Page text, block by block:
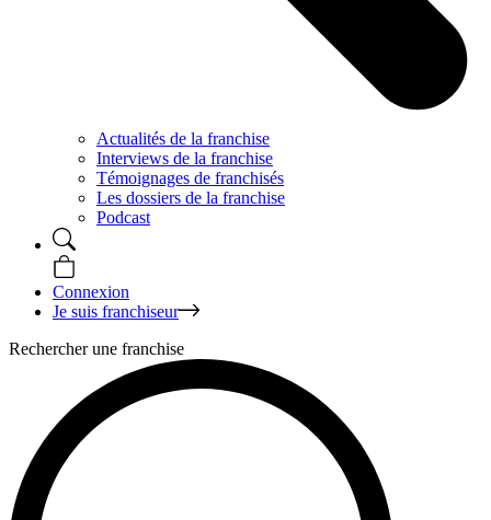
Actualités de la franchise
Interviews de la franchise
Témoignages de franchisés
Les dossiers de la franchise
Podcast
Connexion
Je suis franchiseur
Rechercher une franchise